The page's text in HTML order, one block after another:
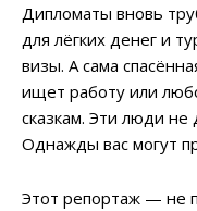
Дипломаты вновь
для лёгких денег и
визы. А сама
ищет работу или
сказкам. Эти люди
Однажды вас могут
Этот репортаж — не